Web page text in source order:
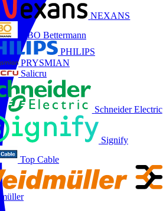
NEXANS
OBO Bettermann
PHILIPS
PRYSMIAN
Salicru
Schneider Electric
Signify
Top Cable